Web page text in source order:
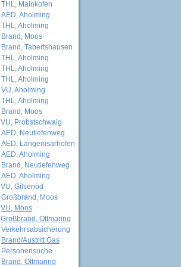
THL, Mainkofen
AED, Aholming
THL, Aholming
Brand, Moos
Brand, Tabertshausen
THL, Aholming
THL, Aholming
THL, Aholming
VU, Aholming
THL, Aholming
Brand, Moos
VU, Probstschwaig
AED, Neutiefenweg
AED, Langenisarhofen
AED, Aholming
Brand, Neutiefenweg
AED, Aholming
VU, Gilsenöd
Großbrand, Moos
VU, Moos
Großbrand, Ottmaring
Verkehrsabsicherung
Brand/Austritt Gas
Personensuche
Brand, Ottmaring